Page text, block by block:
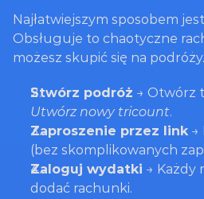
Najłatwiejszym sposobem
Obsługuje to chaotyczne
możesz skupić się na podróży.
Stwórz podróż
Utwórz nowy tricount.
Zaproszenie przez link →
(bez skomplikowanych
Zaloguj wydatki → Każdy
dodać rachunki.